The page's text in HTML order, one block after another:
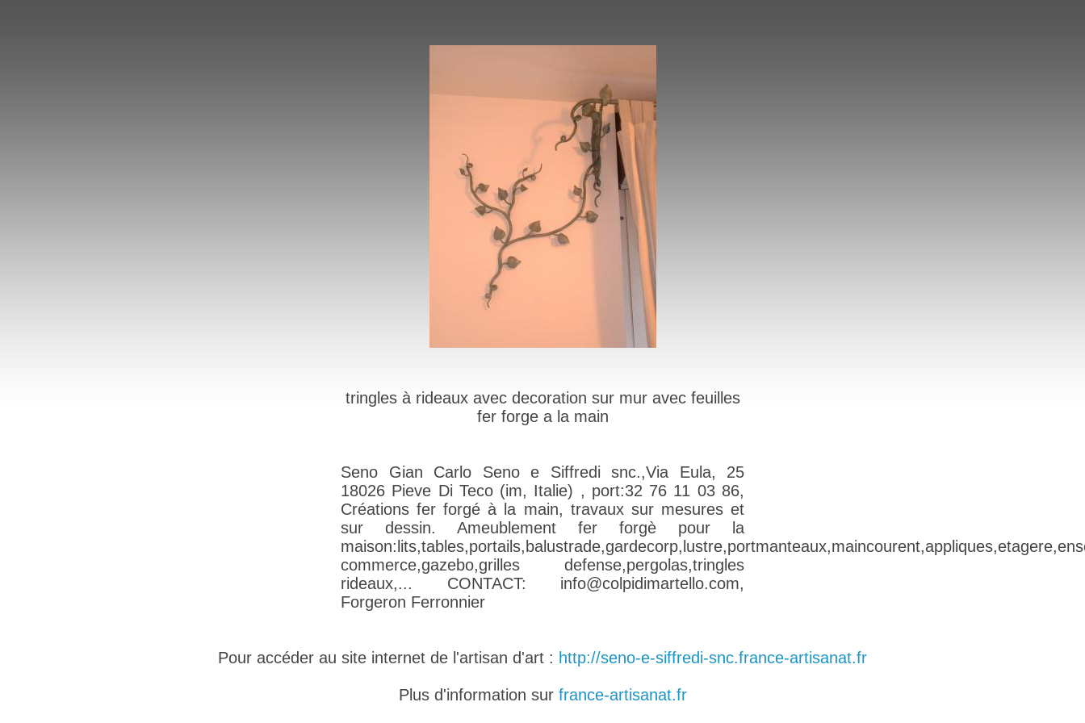
tringles à rideaux avec decoration sur mur avec feuilles
fer forge a la main
Seno Gian Carlo Seno e Siffredi snc.,Via Eula, 25
18026 Pieve Di Teco (im, Italie) , port:32 76 11 03 86,
Créations fer forgé à la main, travaux sur mesures et
sur dessin. Ameublement fer forgè pour la
commerce,gazebo,grilles defense,pergolas,tringles
rideaux,... CONTACT: info@colpidimartello.com,
Forgeron Ferronnier
Pour accéder au site internet de l'artisan d'art : http://seno-e-siffredi-snc.france-artisanat.fr
Plus d'information sur france-artisanat.fr